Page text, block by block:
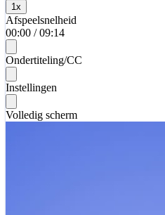
1 x
Afspeelsnelheid
00:00 / 09:14
Ondertiteling/CC
Instellingen
Volledig scherm